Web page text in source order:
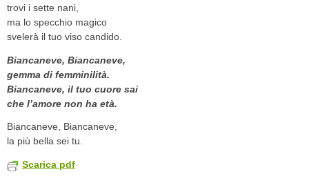
trovi i sette nani,
ma lo specchio magico
svelerà il tuo viso candido.
Biancaneve, Biancaneve,
gemma di femminilità.
Biancaneve, il tuo cuore sai
che l’amore non ha età.
Biancaneve, Biancaneve,
la più bella sei tu.
Scarica pdf